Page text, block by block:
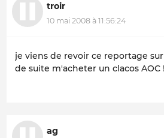
troir
10 mai 2008 à 11:56:24
je viens de revoir ce reportage sur
de suite m'acheter un clacos AOC
ag